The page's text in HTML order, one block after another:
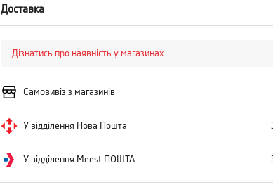
Доставка
Дізнатись про наявність у магазинах
Самовивіз з магазинів
У відділення Нова Пошта
У відділення Meest ПОШТА